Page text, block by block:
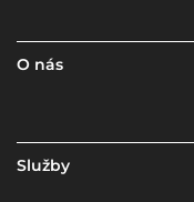
O nás
Služby